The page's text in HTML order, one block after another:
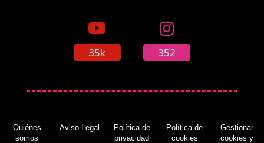
35k 352
Quiénes
somos
Aviso Legal
Política de
privacidad
Política de
cookies
Gestionar
cookies y